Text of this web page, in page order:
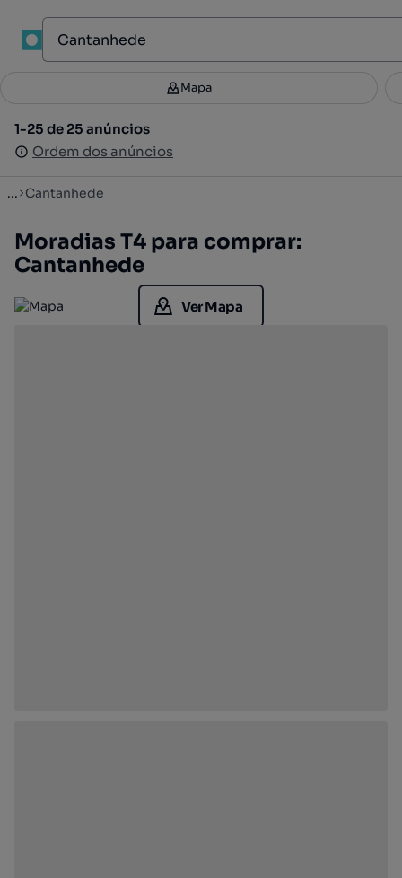
Filtros 3
1-25 de 25 anúncios
Ordem dos anúncios
Mapa
1-25 de 25 anúncios
Ordem dos anúncios
... Cantanhede
Moradias T4 para comprar:
Cantanhede
Ver Mapa